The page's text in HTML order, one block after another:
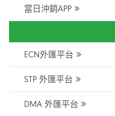
當日沖銷APP
ECN外匯平台
STP 外匯平台
DMA 外匯平台